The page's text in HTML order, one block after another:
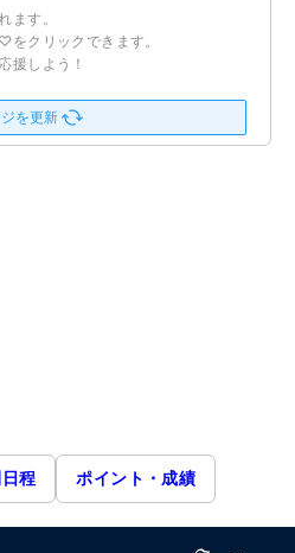
ます。
クリックできます。
援しよう！
を更新
程 ポイント・成績